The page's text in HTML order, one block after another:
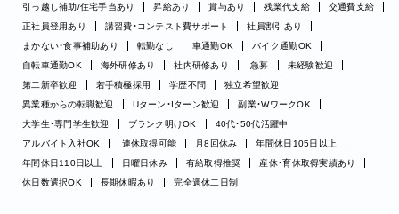
引っ越し補助/住宅手当あり
昇給あり 賞与あり 残業代支給
交通費支給
正社員登用あり
講習費・コンテスト費サポート
社員割引あり
まかない・食事補助あり
転勤なし 車通勤OK
バイク通勤OK
自転車通勤OK
海外研修あり 社内研修あり 急募
未経験歓迎
第二新卒歓迎
若手積極採用 学歴不問
独立希望歓迎
異業種からの転職歓迎
Uターン・Iターン歓迎
副業・WワークOK
大学生・専門学生歓迎
ブランク明けOK
40代・50代活躍中
アルバイト入社OK
連休取得可能 月8回休み
年間休日105日以上
年間休日110日以上
日曜日休み 有給取得推奨
産休・育休取得実績あり
休日数選択OK
長期休暇あり 完全週休二日制